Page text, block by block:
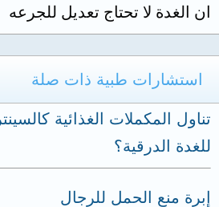
ان الغدة لا تحتاج تعديل للجرعه
استشارات طبية ذات صلة
تناول المكملات الغذائية
للغدة الدرقية؟
إبرة منع الحمل للرجال